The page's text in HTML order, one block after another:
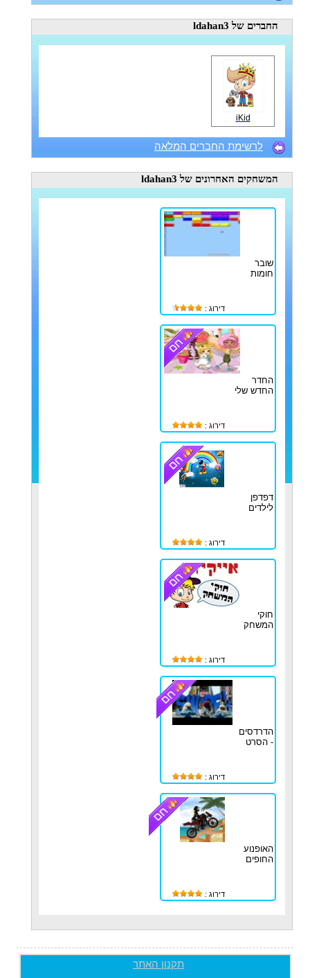
החברים של ldahan3
iKid
לרשימת החברים המלאה
המשחקים האחרונים של ldahan3
שובר
חומות
דירוג :
החדר
החדש שלי
דירוג :
דפדפן
לילדים
דירוג :
חוקי
המשחק
דירוג :
הדרדסים
- הסרט
דירוג :
האופנוע
החופים
דירוג :
תקנון האתר